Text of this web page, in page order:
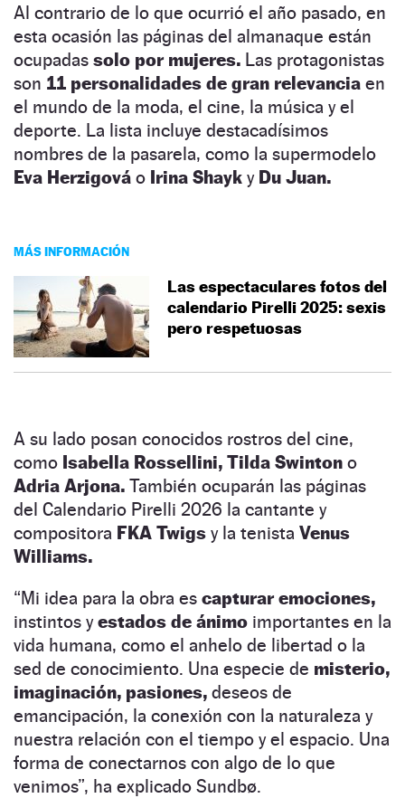
Al contrario de lo que ocurrió el año pasado, en
esta ocasión las páginas del almanaque están
ocupadas solo por mujeres. Las protagonistas
son 11 personalidades de gran relevancia en
el mundo de la moda, el cine, la música y el
deporte. La lista incluye destacadísimos
nombres de la pasarela, como la supermodelo
Eva Herzigová o Irina Shayk y Du Juan.
MÁS INFORMACIÓN
Las espectaculares fotos del
calendario Pirelli 2025: sexis
pero respetuosas
A su lado posan conocidos rostros del cine,
como Isabella Rossellini, Tilda Swinton o
Adria Arjona. También ocuparán las páginas
del Calendario Pirelli 2026 la cantante y
compositora FKA Twigs y la tenista Venus
Williams.
“Mi idea para la obra es capturar emociones,
instintos yestados de ánimo importantes en la
vida humana, como el anhelo de libertad o la
sed de conocimiento. Una especie de misterio,
imaginación, pasiones, deseos de
emancipación, la conexión con la naturaleza y
nuestra relación con el tiempo y el espacio. Una
forma de conectarnos con algo de lo que
venimos”, ha explicado Sundbø.